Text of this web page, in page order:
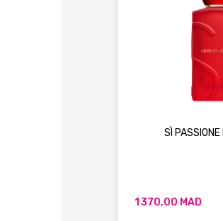
SÌ PASSIONE
1 370,00 MAD